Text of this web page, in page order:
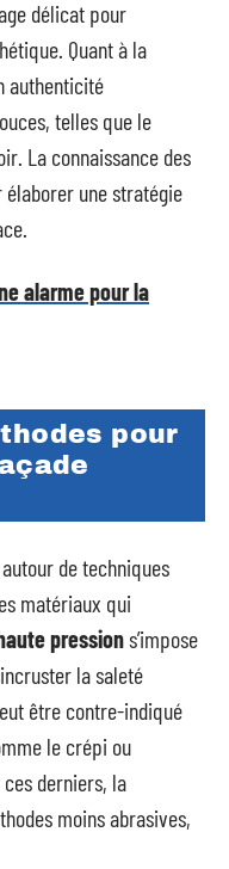
délicat pour
Quant à la
authenticité
telles que le
La connaissance des
une stratégie
alarme pour la
pour
autour de techniques
matériaux qui
pressions’impose
la saleté
être contre-indiqué
le crépi ou
ces derniers, la
moins abrasives,